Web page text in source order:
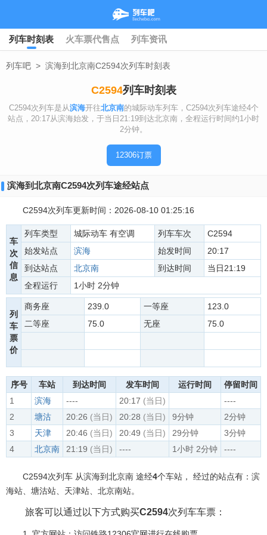
列车时刻表 火车票代售点 列车资讯
列车吧 > 滨海到北京南C2594次列车时刻表
C2594列车时刻表
C2594次列车是从滨海开往北京南的城际动车列车，C2594次列车途经4个
站点，20:17从滨海始发，于当日21:19到达北京南，全程运行时间约1小时
2分钟。
12306订票
滨海到北京南C2594次列车途经站点
C2594次列车更新时间：2026-08-10 01:25:16
车
次
信
息
列车类型 城际动车 有空调 列车车次
C2594
始发站点
滨海 始发时间
20:17
到达站点
北京南 到达时间
当日21:19
全程运行
1小时 2分钟
列
车
票
价
商务座 239.0 一等座
123.0
二等座
75.0 无座 75.0
序号 车站 到达时间 发车时间 运行时间
停留时间
1
滨海 ---- 20:17 (当日)
----
2
塘沽 20:26 (当日) 20:28 (当日) 9分钟
2分钟
3
天津 20:46 (当日) 20:49 (当日) 29分钟
3分钟
4
北京南 21:19 (当日) ---- 1小时 2分钟 ----
C2594次列车 从滨海到北京南 途经4个车站， 经过的站点有：滨
海站、塘沽站、天津站、北京南站。
旅客可以通过以下方式购买C2594次列车车票：